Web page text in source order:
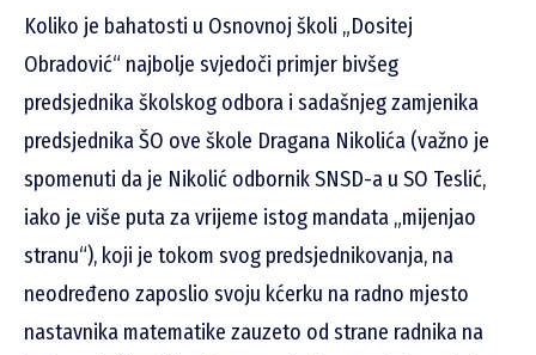
Koliko je bahatosti u Osnovnoj školi „Dositej
Obradović“ najbolje svjedoči primjer bivšeg
predsjednika školskog odbora i sadašnjeg zamjenika
predsjednika ŠO ove škole Dragana Nikolića (važno je
spomenuti da je Nikolić odbornik SNSD-a u SO Teslić,
iako je više puta za vrijeme istog mandata „mijenjao
stranu“), koji je tokom svog predsjednikovanja, na
neodređeno zaposlio svoju kćerku na radno mjesto
nastavnika matematike zauzeto od strane radnika na